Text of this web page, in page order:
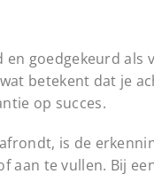
goedgekeurd als
betekent dat je
op succes.
is de
aan te vullen. Bij